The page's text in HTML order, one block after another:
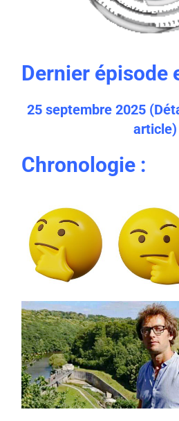
Dernier épisode
25 septembre 2025 (
article)
Chronologie :